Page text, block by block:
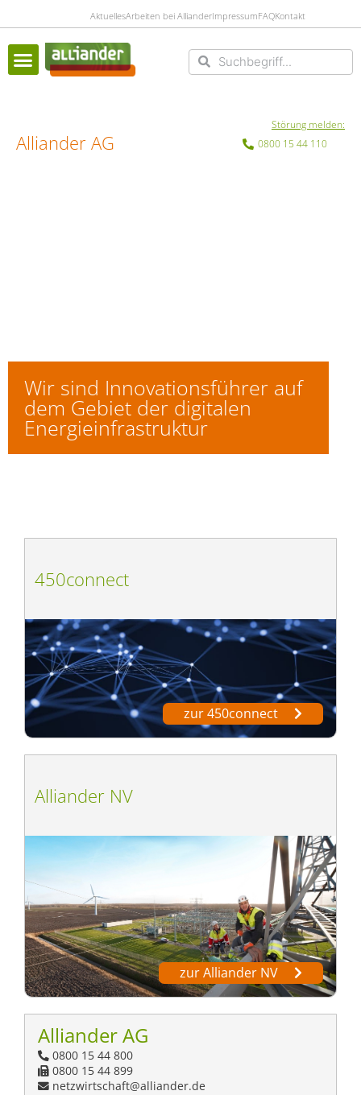
AktuellesArbeiten bei AllianderImpressumFAQKontakt
SucheSuche
Alliander AG
Störung melden:
0800 15 44 110
Wir sind Innovationsführer auf
dem Gebiet der digitalen
Energieinfrastruktur
450connect
zur 450connect
Alliander NV
zur Alliander NV
Alliander AG
0800 15 44 800
0800 15 44 899
netzwirtschaft@alliander.de